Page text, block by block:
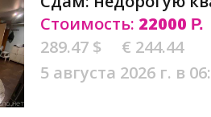
Стоимость: 22000 Р.
289.47 $
€ 244.44
5 августа 2026 г. в